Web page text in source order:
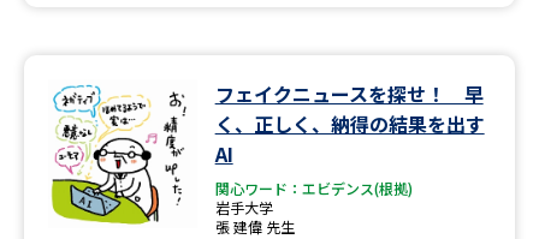
フェイクニュースを探せ！ 早
く、正しく、納得の結果を出す
AI
関心ワード：エビデンス(根拠)
岩手大学
張 建偉 先生